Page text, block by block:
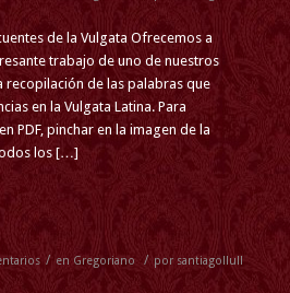
de la Vulgata Ofrecemos a
trabajo de uno de nuestros
recopilación de las palabras que
en la Vulgata Latina. Para
PDF, pinchar en la imagen de la
los […]
/ en Gregoriano / por santiagollull